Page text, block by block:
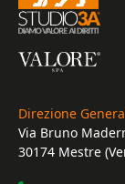
Direzione
Via Bruno
30174 Mestre